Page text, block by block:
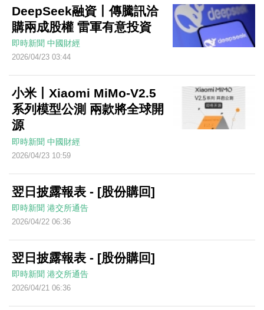
DeepSeek融資丨傳騰訊洽
購兩成股權 雷軍有意投資
即時新聞 中國財經
2026/04/23 03:44
小米丨Xiaomi MiMo-V2.5
系列模型公測 兩款將全球開
源
即時新聞 中國財經
2026/04/23 10:59
翌日披露報表 - [股份購回]
即時新聞 港交所通告
2026/04/22 06:36
翌日披露報表 - [股份購回]
即時新聞 港交所通告
2026/04/21 06:36